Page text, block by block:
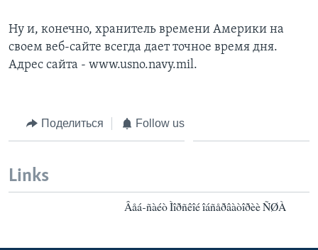
Ну и, конечно, хранитель времени Америки на
своем веб-сайте всегда дает точное время дня.
Адрес сайта - www.usno.navy.mil.
Поделиться Follow us
Links
Âåá-ñàéò Ìîðñêîé îáñåðâàòîðèè ÑØÀ